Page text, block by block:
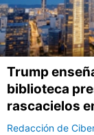
Trump
biblioteca
rascacielos
Redacción de